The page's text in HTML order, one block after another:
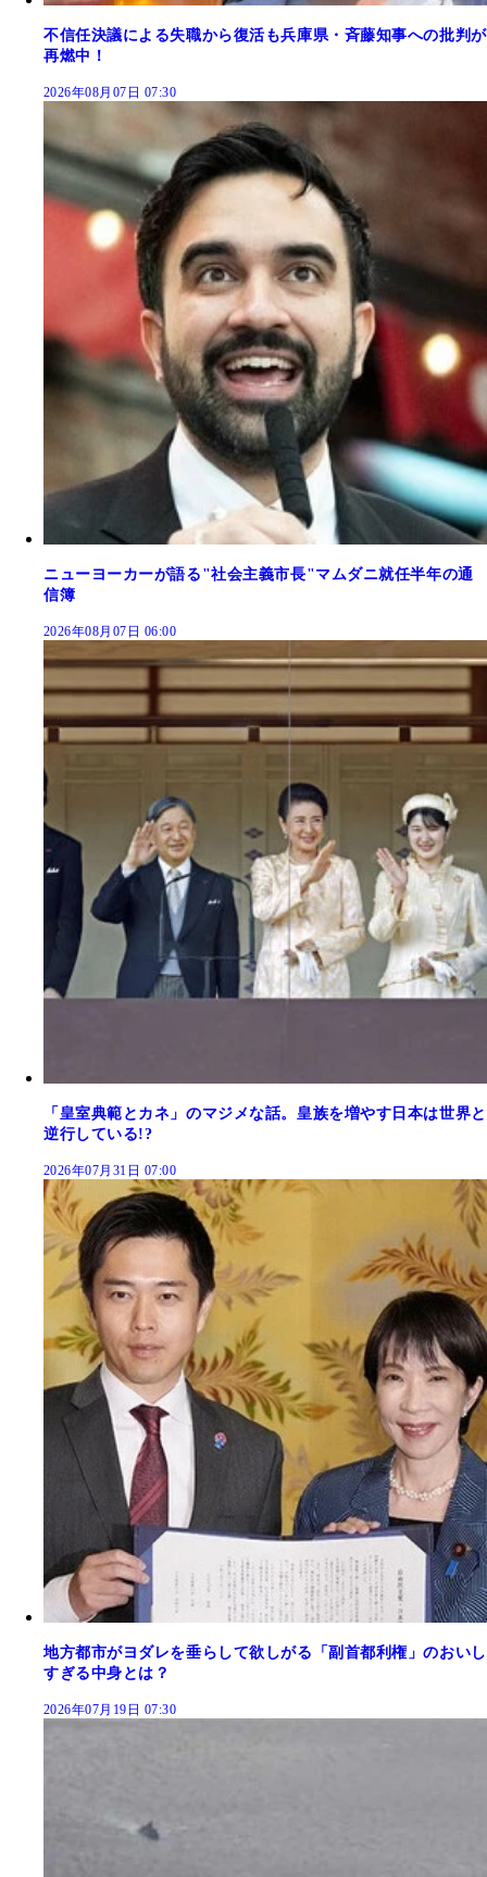
不信任決議による失職から復活も兵庫県・斉藤知事への批判が
再燃中！
2026年08月07日 07:30
ニューヨーカーが語る"社会主義市長"マムダニ就任半年の通
信簿
2026年08月07日 06:00
「皇室典範とカネ」のマジメな話。皇族を増やす日本は世界と
逆行している!?
2026年07月31日 07:00
地方都市がヨダレを垂らして欲しがる「副首都利権」のおいし
すぎる中身とは？
2026年07月19日 07:30